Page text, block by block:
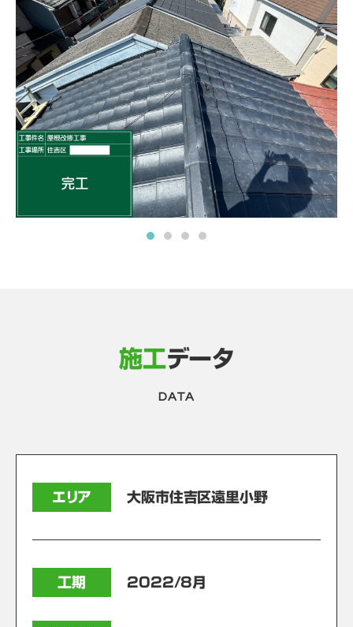
施工データ
DATA
エリア 大阪市住吉区遠里小野
工期 2022/8月